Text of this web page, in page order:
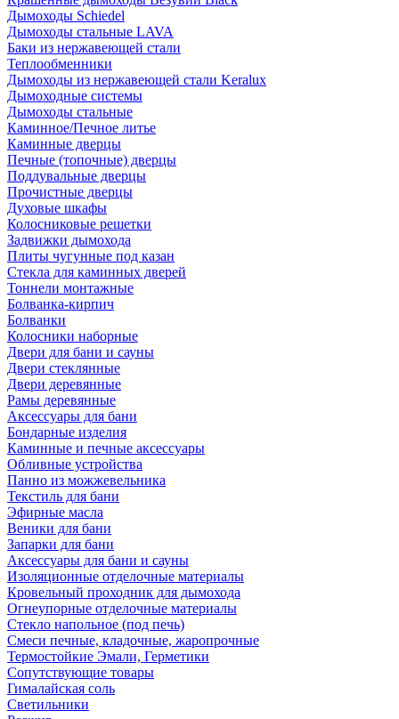
Дымоходы Schiedel
Дымоходы стальные LAVA
Баки из нержавеющей стали
Теплообменники
Дымоходы из нержавеющей стали Keralux
Дымоходные системы
Дымоходы стальные
Каминное/Печное литье
Каминные дверцы
Печные (топочные) дверцы
Поддувальные дверцы
Прочистные дверцы
Духовые шкафы
Колосниковые решетки
Задвижки дымохода
Плиты чугунные под казан
Стекла для каминных дверей
Тоннели монтажные
Болванка-кирпич
Болванки
Колосники наборные
Двери для бани и сауны
Двери стеклянные
Двери деревянные
Рамы деревянные
Аксессуары для бани
Бондарные изделия
Каминные и печные аксессуары
Обливные устройства
Панно из можжевельника
Текстиль для бани
Эфирные масла
Веники для бани
Запарки для бани
Аксессуары для бани и сауны
Изоляционные отделочные материалы
Кровельный проходник для дымохода
Огнеупорные отделочные материалы
Стекло напольное (под печь)
Смеси печные, кладочные, жаропрочные
Термостойкие Эмали, Герметики
Сопутствующие товары
Гималайская соль
Светильники